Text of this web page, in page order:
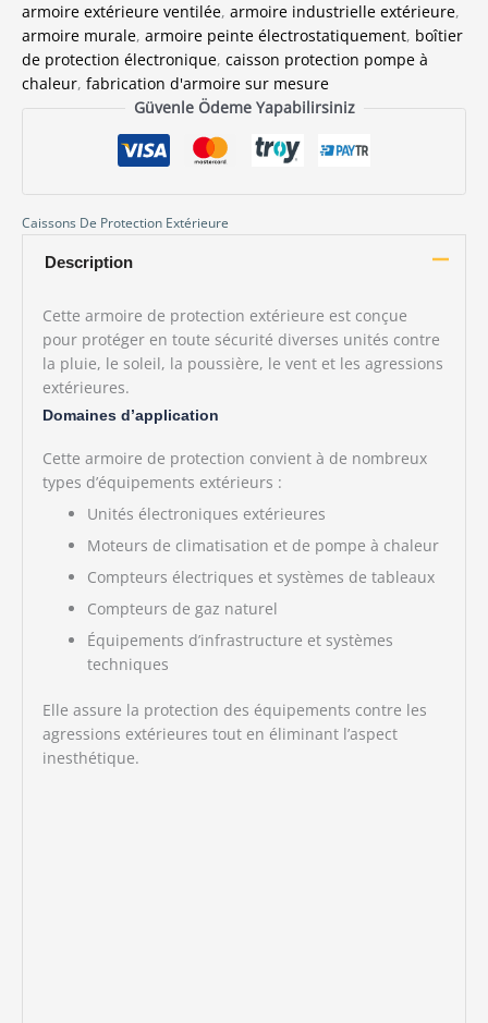
armoire extérieure ventilée, armoire industrielle extérieure,
armoire murale, armoire peinte électrostatiquement, boîtier
de protection électronique, caisson protection pompe à
chaleur, fabrication d'armoire sur mesure
Güvenle Ödeme Yapabilirsiniz
Caissons De Protection Extérieure
Description
Cette armoire de protection extérieure est conçue
pour protéger en toute sécurité diverses unités contre
la pluie, le soleil, la poussière, le vent et les agressions
extérieures.
Domaines d’application
Cette armoire de protection convient à de nombreux
types d’équipements extérieurs :
Unités électroniques extérieures
Moteurs de climatisation et de pompe à chaleur
Compteurs électriques et systèmes de tableaux
Compteurs de gaz naturel
Équipements d’infrastructure et systèmes
techniques
Elle assure la protection des équipements contre les
agressions extérieures tout en éliminant l’aspect
inesthétique.